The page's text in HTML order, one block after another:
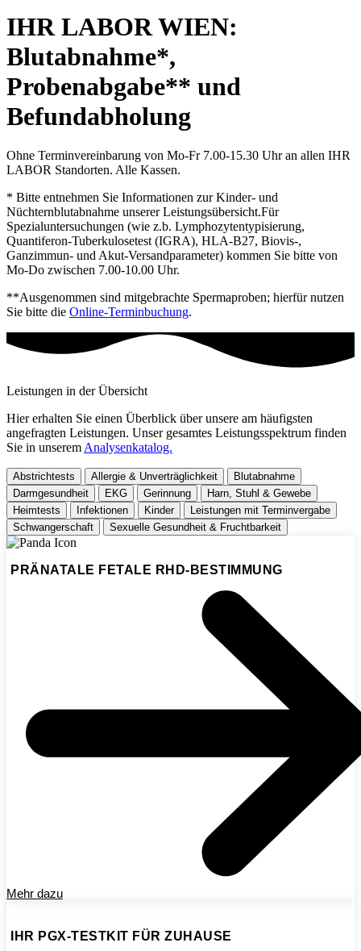
IHR LABOR WIEN:
Blutabnahme*,
Probenabgabe** und
Befundabholung
Ohne Terminvereinbarung von Mo-Fr 7.00-15.30 Uhr an allen IHR
LABOR Standorten. Alle Kassen.
* Bitte entnehmen Sie Informationen zur Kinder- und
Nüchternblutabnahme unserer Leistungsübersicht.Für
Spezialuntersuchungen (wie z.b. Lymphozytentypisierung,
Quantiferon-Tuberkulosetest (IGRA), HLA-B27, Biovis-,
Ganzimmun- und Akut-Versandparameter) kommen Sie bitte von
Mo-Do zwischen 7.00-10.00 Uhr.
**Ausgenommen sind mitgebrachte Spermaproben; hierfür nutzen
Sie bitte die Online-Terminbuchung.
Leistungen in der Übersicht
Hier erhalten Sie einen Überblick über unsere am häufigsten
angefragten Leistungen. Unser gesamtes Leistungsspektrum finden
Sie in unserem Analysenkatalog.
Abstrichtests Allergie & Unverträglichkeit
Blutabnahme
Darmgesundheit
EKG Gerinnung
Harn, Stuhl & Gewebe
Heimtests
Infektionen Kinder
Leistungen mit Terminvergabe
Schwangerschaft
Sexuelle Gesundheit & Fruchtbarkeit
PRÄNATALE FETALE RHD-BESTIMMUNG
Mehr dazu
IHR PGX-TESTKIT FÜR ZUHAUSE